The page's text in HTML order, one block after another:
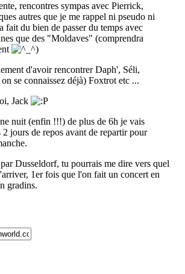
rencontres sympas avec Pierrick,
autres que je me rappel ni pseudo ni
fait du bien de passer du temps avec
que des "Moldaves" (comprendra
)
d'avoir rencontrer Daph', Séli,
se connaissez déjà) Foxtrot etc ...
Jack
nuit (enfin !!!) de plus de 6h je vais
jours de repos avant de repartir pour
Dusseldorf, tu pourrais me dire vers quel
1er fois que l'on fait un concert en
gradins.